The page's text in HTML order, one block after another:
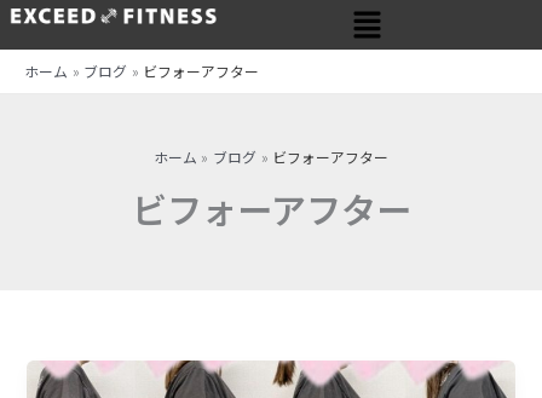
内
メ
ニ
ホーム ブログ ビフォーアフター
ホーム ブログ ビフォーアフター
ビフォーアフター